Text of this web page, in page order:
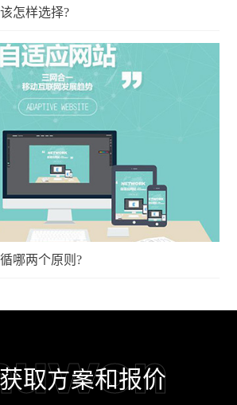
怎样选择?
哪两个原则?
取方案和报价